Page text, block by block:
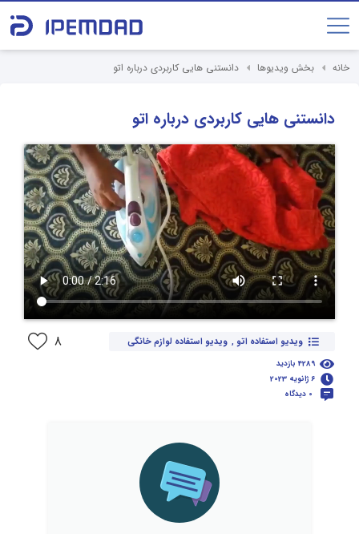
خانه بخش ویدیوها دانستنی هایی کاربردی درباره اتو
دانستنی هایی کاربردی درباره اتو
4289 بازدید
6 ژانویه 2023
0 دیدگاه
ویدیو استفاده اتو , ویدیو استفاده لوازم خانگی 8